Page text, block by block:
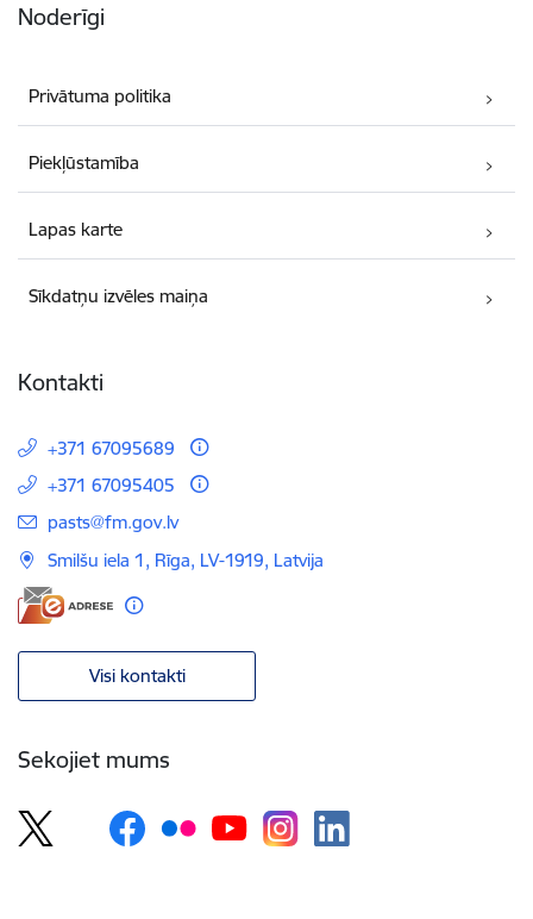
Noderīgi
Privātuma politika
Piekļūstamība
Lapas karte
Sīkdatņu izvēles maiņa
Kontakti
+371 67095689
+371 67095405
E-pasts:
pasts@fm.gov.lv
Smilšu iela 1, Rīga, LV-1919, Latvija
Visi kontakti
Sekojiet mums